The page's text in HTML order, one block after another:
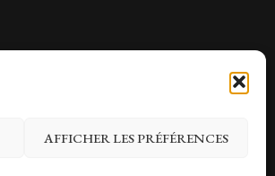
AFFICHER LES PRÉFÉRENCES